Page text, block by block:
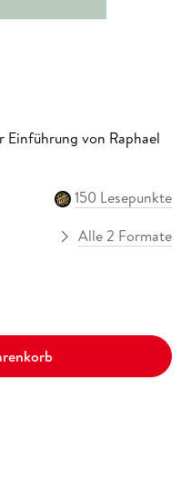
von Raphael
150 Lesepunkte
Alle 2 Formate